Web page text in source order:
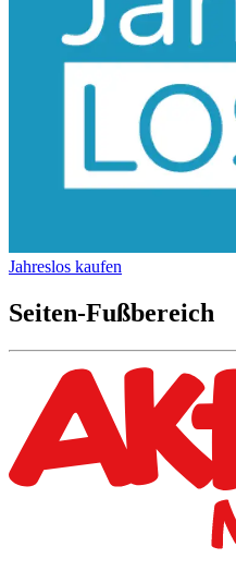
Jahreslos kaufen
Seiten-Fußbereich